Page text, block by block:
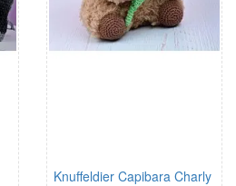
Knuffeldier Capibara Charly